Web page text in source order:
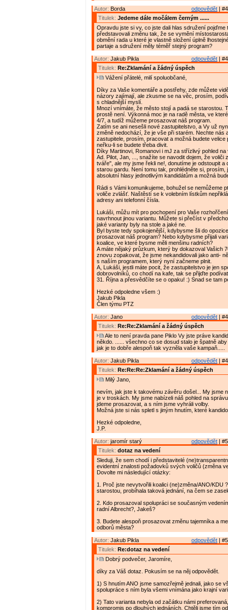
odpovědět |
Autor: Borda
Titulek: Jedeme dále močálem černým ......
Opravdu jste si vy, co jste dali hlas sdružení pojďme
představovali změnu tak, že se vymění
obmění rada u které je vlastně složení úplně
partaje a sdružení měly téměř stejný program?
odpovědět |
Autor: Jakub Pikla
Titulek: Re:Zklamání a žádný úspěch
Vážení přátelé, milí spoluobčané,
Díky za Vaše komentáře a postřehy, zde můžete
názory zajímají, ale zkusme se na věc, prosím,
s chladnější myslí.
Mnozí vnímáte, že město stojí a padá se starostou.
prostě není. Výkonná moc je na radě města, ve
4/7, a tudíž můžeme prosazovat náš program.
Zatím se ani nesešli nové zastupitelstvo, a Vy už
změně nedochází, že je vše při starém. Nechte nás
zastupitele, prosím, pracovat a možná budete velice
neřku-li se budete třeba divit.
Díky Martinovi, Romanovi i mJ za střízlivý pohled na
Ad. Pilot, Jan, ..., snažíte se navodit dojem, že voliči
tváře", ale my jsme řekli ne!, donutíme je odstoupit a
starou gardu. Není tomu tak, prohlédněte si, prosím,
absolutní hlasy jednotlivým kandidátům a možná
Rádi s Vámi komunikujeme, bohužel se nemůžeme
voliče zvlášť. Naštěstí se k volebním lístkům
adresy ani telefonní čísla.
Lukáši, můžu mít pro pochopení pro Vaše
navrhnout jinou variantu. Můžete si přečíst v
jaké varianty byly na stole a jaké ne.
Byl byste tedy spokojenější, kdybysme šli do
prosazovat náš program? Nebo kdybysme přijali
koalice, ve které bysme měli menšinu radních?
A máte nějaký průzkum, který by dokazoval Vašich
znovu zopakovat, že jsme nekandidovali jako anti-
s naším programem, který nyní začneme plnit.
A, Lukáši, jestli máte pocit, že zastupitelstvo je jen
dobrovolníků, co chodí na kafe, tak se přijďte
31. Října a přesvědčíte se o opaku! :) Snad se tam
Hezké odpoledne všem :)
Jakub Pikla
Člen týmu PTZ
odpovědět |
Autor: Jano
Titulek: Re:Re:Zklamání a žádný úspěch
Ale to není pravda pane Piklo Vy jste práve
někdo. ...... všechno co se dosud stalo je špatně
jak je to dobře alespoň tak vyzněla vaše kampaň.....
odpovědět |
Autor: Jakub Pikla
Titulek: Re:Re:Re:Zklamání a žádný úspěch
Milý Jano,
nevím, jak jste k takovému závěru došel... My jsme
je v troskách. My jsme nabízeli náš pohled na
jdeme prosazovat, a s ním jsme vyhráli volby.
Možná jste si nás spletl s jiným hnutím, které
Hezké odpoledne,
J.P.
odpovědět |
Autor: jaromír starý
Titulek: dotaz na vedení
Sleduji, že sem chodí i představitelé
evidentní znalosti požadovků svých voličů (změna
Dovolte mi následující otázky:
1. Proč jste nevytvořili koalici (ne)změna/ANO/KDU
starostou, probíhala taková jednání, na čem se
2. Kdo prosazoval spolupráci se současným
radní Albrecht?, Jakeš?
3. Budete alespoň prosazovat změnu tajemníka a
odborů města?
odpovědět |
Autor: Jakub Pikla
Titulek: Re:dotaz na vedení
Dobrý podvečer, Jaromíre,
díky za Váš dotaz. Pokusím se na něj odpovědět.
1) S hnutím ANO jsme samozřejmě jednali, jako se
spolupráce s ním byla všemi vnímána jako krajní
2) Tato varianta nebyla od začátku námi
kompromis po dlouhých jednáních. Chtěli jsme tím